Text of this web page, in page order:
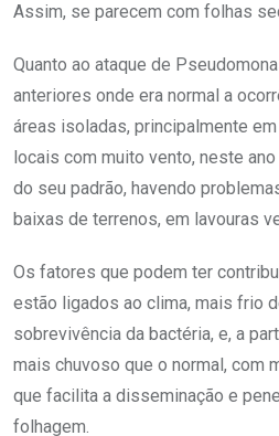
Assim, se parecem com folhas
Quanto ao ataque de
anteriores onde era normal a
áreas isoladas, principalmente
locais com muito vento, neste
do seu padrão, havendo
baixas de terrenos, em lavouras
Os fatores que podem ter
estão ligados ao clima, mais frio
sobrevivência da bactéria, e, a
mais chuvoso que o normal, com
que facilita a disseminação e
folhagem.